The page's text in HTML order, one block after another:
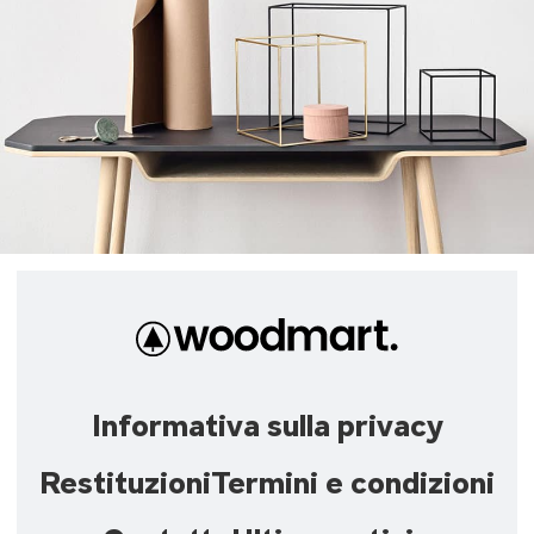
Informativa sulla privacy
RestituzioniTermini e condizioni